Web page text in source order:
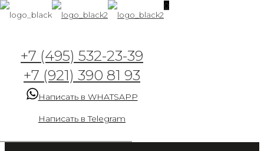
+7 (495) 532-23-39
+7 (921) 390 81 93
Написать в WHATSAPP
Написать в Telegram
0